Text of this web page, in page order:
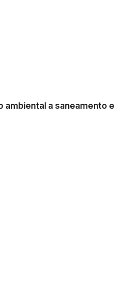
ambiental a saneamento e